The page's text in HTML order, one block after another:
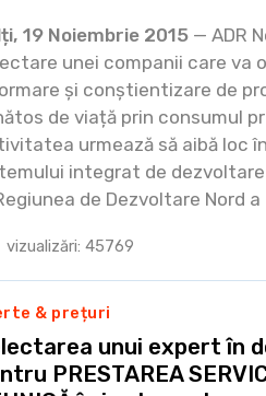
vizualizări: 45769
19 Noiembrie 2015 — ADR
unei companii care va
și conștientizare de
de viață prin consumul
urmează să aibă loc
integrat de
de Dezvoltare Nord a
& prețuri
unui expert în
PRESTAREA